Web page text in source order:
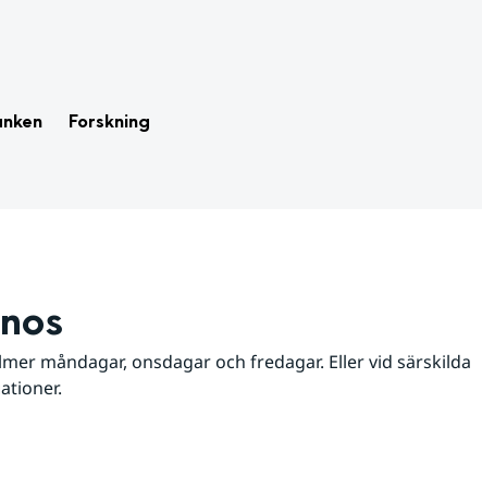
Forskning
måndagar, onsdagar och fredagar. Eller vid särskilda